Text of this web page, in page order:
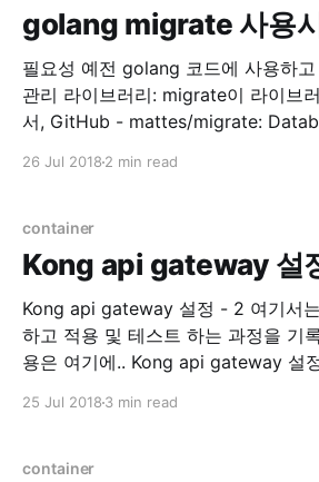
golang migrate 사용
필요성 예전 golang 코드에 사용하고 있는 db migration
관리 라이브러리: migrate이 라이브
서, GitHub - mattes/migrate:
Golang library. 기존 코드 수정이 필요해서 README 를
읽기
26 Jul 2018 2 min read
container
Kong api gateway 설
Kong api gateway 설정 - 2 여기서는 플러그인 활성화
하고 적용 및 테스트 하는 과정을 기록합니다.
용은 여기에.. Kong api gateway 설정 - 1 | 9to5의 개발
Management and Microservice
25 Jul 2018 3 min read
container